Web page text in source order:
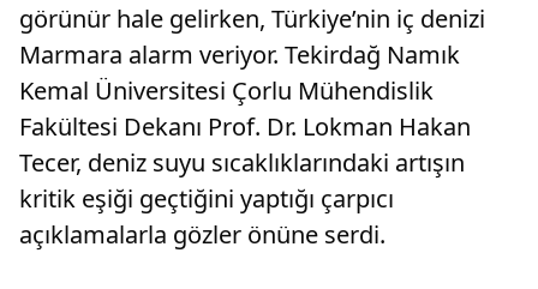
görünür hale gelirken, Türkiye’nin iç denizi
Marmara alarm veriyor. Tekirdağ Namık
Kemal Üniversitesi Çorlu Mühendislik
Fakültesi Dekanı Prof. Dr. Lokman Hakan
Tecer, deniz suyu sıcaklıklarındaki artışın
kritik eşiği geçtiğini yaptığı çarpıcı
açıklamalarla gözler önüne serdi.